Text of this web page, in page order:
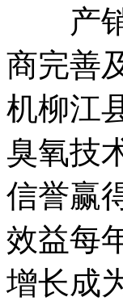
产销
商完善
机柳江
臭氧技
信誉赢
效益每
增长成